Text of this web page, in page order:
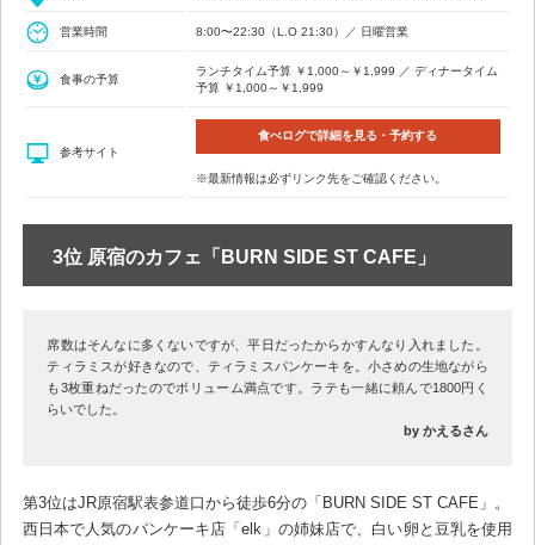
営業時間 8:00〜22:30（L.O 21:30）／ 日曜営業
食事の予算
ランチタイム予算 ￥1,000～￥1,999 ／ ディナータイム
予算 ￥1,000～￥1,999
参考サイト
食べログで詳細を見る・予約する
※最新情報は必ずリンク先をご確認ください。
3位 原宿のカフェ「BURN SIDE ST CAFE」
席数はそんなに多くないですが、平日だったからかすんなり入れました。
ティラミスが好きなので、ティラミスパンケーキを。小さめの生地ながら
も3枚重ねだったのでボリューム満点です。ラテも一緒に頼んで1800円く
らいでした。
by かえるさん
第3位はJR原宿駅表参道口から徒歩6分の「BURN SIDE ST CAFE」。
西日本で人気のパンケーキ店「elk」の姉妹店で、白い卵と豆乳を使用